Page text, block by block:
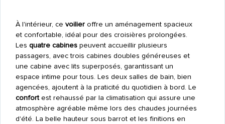
À l'intérieur, ce voilieroffre un aménagement spacieux
et confortable, idéal pour des croisières prolongées.
Les quatre cabinespeuvent accueillir plusieurs
passagers, avec trois cabines doubles généreuses et
une cabine avec lits superposés, garantissant un
espace intime pour tous. Les deux salles de bain, bien
agencées, ajoutent à la praticité du quotidien à bord. Le
confortest rehaussé par la climatisation qui assure une
atmosphère agréable même lors des chaudes journées
d'été. La belle hauteur sous barrot et les finitions en